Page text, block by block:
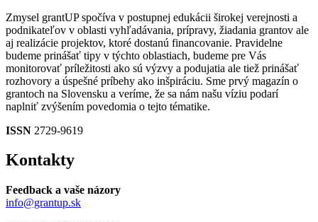
Zmysel grantUP spočíva v postupnej edukácii širokej verejnosti a
podnikateľov v oblasti vyhľadávania, prípravy, žiadania grantov ale
aj realizácie projektov, ktoré dostanú financovanie. Pravidelne
budeme prinášať tipy v týchto oblastiach, budeme pre Vás
monitorovať príležitosti ako sú výzvy a podujatia ale tiež prinášať
rozhovory a úspešné príbehy ako inšpiráciu. Sme prvý magazín o
grantoch na Slovensku a veríme, že sa nám našu víziu podarí
naplniť zvýšením povedomia o tejto tématike.
ISSN 2729-9619
Kontakty
Feedback a vaše názory
info@grantup.sk